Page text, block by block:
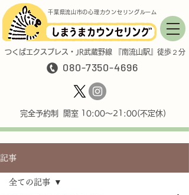
完全予約制 開室 10:00〜21:00(不定休)
080-7350-4696
千葉県流山市の心理カウンセリングルーム
つくばエクスプレス・JR武蔵野線 『南流山駅』徒歩２分
記事
全ての記事